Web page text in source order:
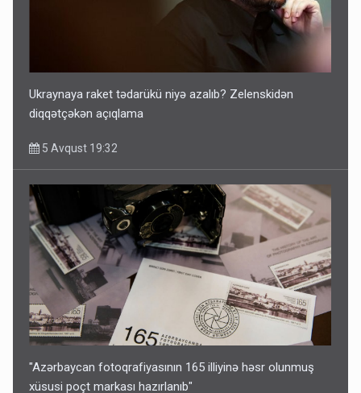
Ukraynaya raket tədarükü niyə azalıb? Zelenskidən
diqqətçəkən açıqlama
5 Avqust 19:32
"Azərbaycan fotoqrafiyasının 165 illiyinə həsr olunmuş
xüsusi poçt markası hazırlanıb"